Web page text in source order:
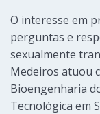
O interesse em
perguntas e
sexualmente
Medeiros atuou
Bioengenharia
Tecnológica em